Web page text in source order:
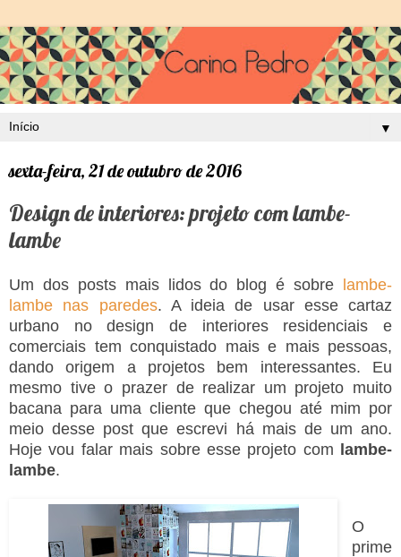
▼
sexta-feira, 21 de outubro de 2016
Design de interiores: projeto com lambe-
lambe
Um dos posts mais lidos do blog é sobre lambe-
lambe nas paredes. A ideia de usar esse cartaz
urbano no design de interiores residenciais e
comerciais tem conquistado mais e mais pessoas,
dando origem a projetos bem interessantes. Eu
mesmo tive o prazer de realizar um projeto muito
bacana para uma cliente que chegou até mim por
meio desse post que escrevi há mais de um ano.
Hoje vou falar mais sobre esse projeto com lambe-
lambe.
O
prime